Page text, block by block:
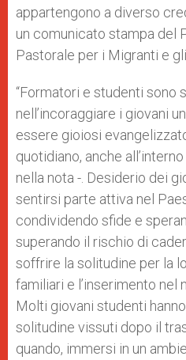
appartengono a diverso
un comunicato stampa del
Pastorale per i Migranti e
“Formatori e studenti sono
nell’incoraggiare i giovani
essere gioiosi
quotidiano, anche
nella nota -. Desiderio dei
sentirsi parte attiva nel
condividendo sfide e
superando il rischio di
soffrire la solitudine per la
familiari e l’inserimento nel
Molti giovani studenti
solitudine vissuti dopo il
quando, immersi in un